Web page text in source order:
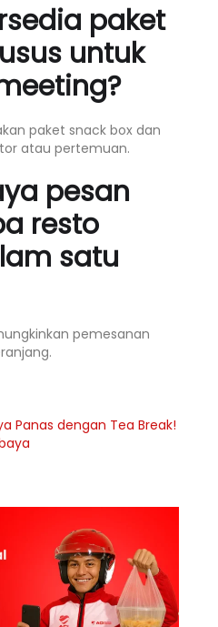
paket
untuk
paket snack box dan
atau pertemuan.
pesan
resto
satu
pemesanan
Panas dengan Tea Break!